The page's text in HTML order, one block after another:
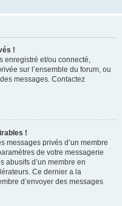
!
enregistré et/ou connecté,
sur l’ensemble du forum, ou
messages. Contactez
!
messages privés d’un membre
de votre messagerie
abusifs d’un membre en
Ce dernier a la
d’envoyer des messages